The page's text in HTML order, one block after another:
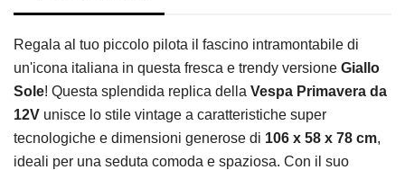
Regala al tuo piccolo pilota il fascino intramontabile di
un'icona italiana in questa fresca e trendy versione Giallo
Sole! Questa splendida replica della Vespa Primavera da
12V unisce lo stile vintage a caratteristiche super
tecnologiche e dimensioni generose di 106 x 58 x 78 cm,
ideali per una seduta comoda e spaziosa. Con il suo